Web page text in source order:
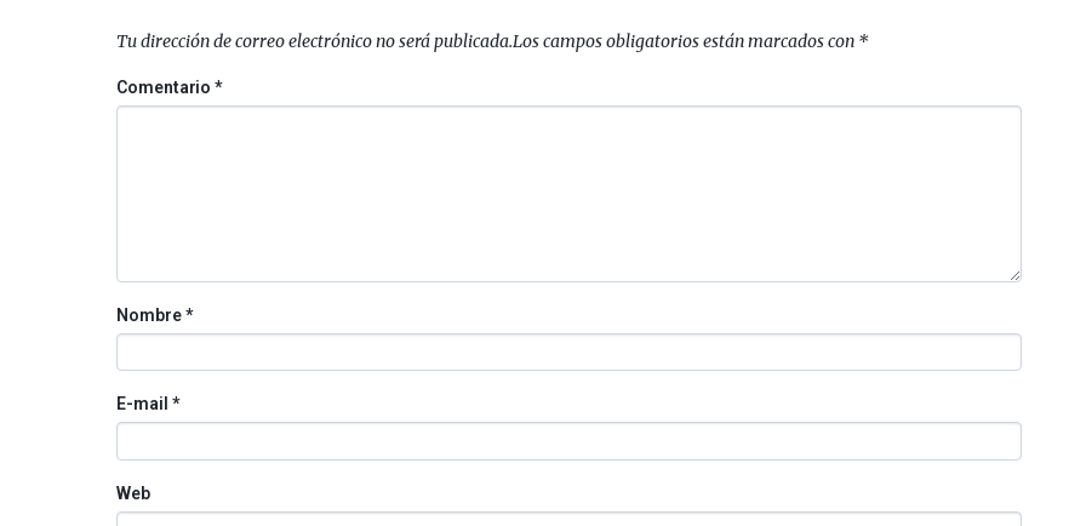
Tu dirección de correo electrónico no será publicada.Los campos obligatorios están marcados con *
Comentario*
Nombre*
E-mail *
Web